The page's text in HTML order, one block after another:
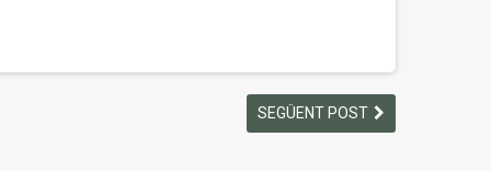
SEGÜENT POST